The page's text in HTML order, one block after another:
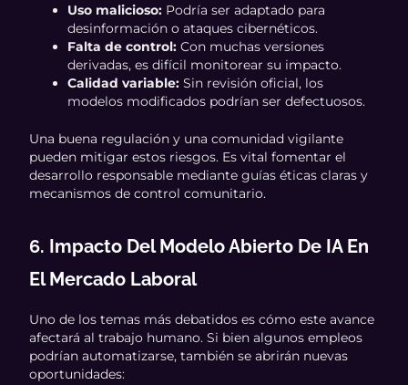
Uso malicioso: Podría ser adaptado para
desinformación o ataques cibernéticos.
Falta de control: Con muchas versiones
derivadas, es difícil monitorear su impacto.
Calidad variable: Sin revisión oficial, los
modelos modificados podrían ser defectuosos.
Una buena regulación y una comunidad vigilante
pueden mitigar estos riesgos. Es vital fomentar el
desarrollo responsable mediante guías éticas claras y
mecanismos de control comunitario.
6. Impacto Del Modelo Abierto De IA En
El Mercado Laboral
Uno de los temas más debatidos es cómo este avance
afectará al trabajo humano. Si bien algunos empleos
podrían automatizarse, también se abrirán nuevas
oportunidades: